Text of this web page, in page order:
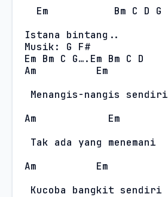
Em
Bm C D G
Istana bintang..
Musik: G F#
Em Bm C G….Em Bm C D
Am
Em
Menangis-nangis sendiri
Am
Em
Tak ada yang menemani
Am
Em
Kucoba bangkit sendiri